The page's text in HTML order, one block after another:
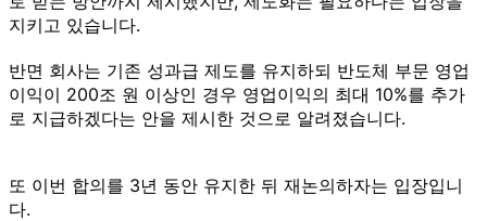
지키고 있습니다.
반면 회사는 기존 성과급 제도를 유지하되 반도체 부문 영업
이익이 200조 원 이상인 경우 영업이익의 최대 10%를 추가
로 지급하겠다는 안을 제시한 것으로 알려졌습니다.
또 이번 합의를 3년 동안 유지한 뒤 재논의하자는 입장입니
다.